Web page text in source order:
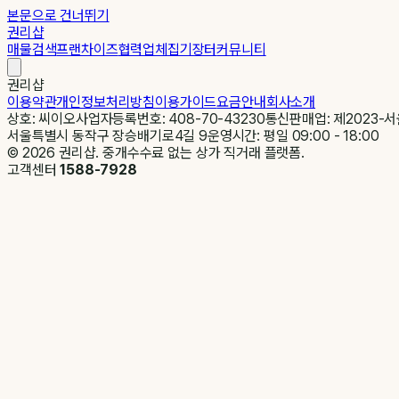
본문으로 건너뛰기
권리샵
매물검색프랜차이즈협력업체집기장터커뮤니티
권리샵
이용약관개인정보처리방침이용가이드요금안내회사소개
상호: 씨이오사업자등록번호: 408-70-43230통신판매업: 제2023-
서울특별시 동작구 장승배기로4길 9운영시간: 평일 09:00 - 18:00
© 2026 권리샵. 중개수수료 없는 상가 직거래 플랫폼.
고객센터1588-7928